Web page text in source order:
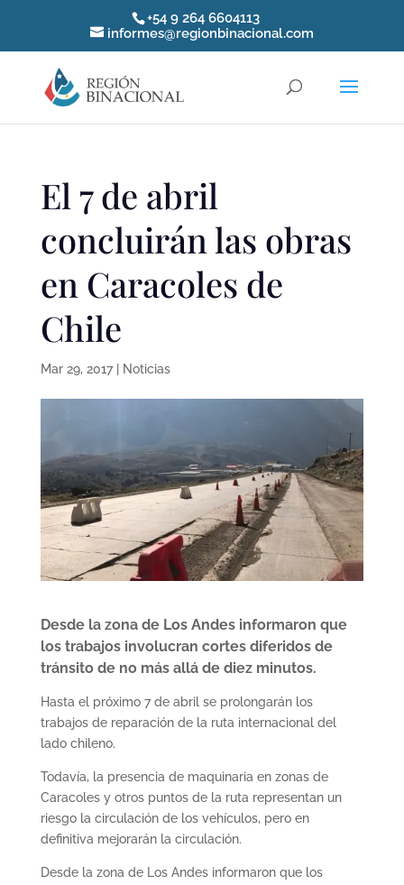
+54 9 264 6604113
informes@regionbinacional.com
El 7 de abril
concluirán las obras
en Caracoles de
Chile
Mar 29, 2017| Noticias
Desde la zona de Los Andes informaron que
los trabajos involucran cortes diferidos de
tránsito de no más allá de diez minutos.
Hasta el próximo 7 de abril se prolongarán los
trabajos de reparación de la ruta internacional del
lado chileno.
Todavía, la presencia de maquinaria en zonas de
Caracoles y otros puntos de la ruta representan un
riesgo la circulación de los vehículos, pero en
definitiva mejorarán la circulación.
Desde la zona de Los Andes informaron que los